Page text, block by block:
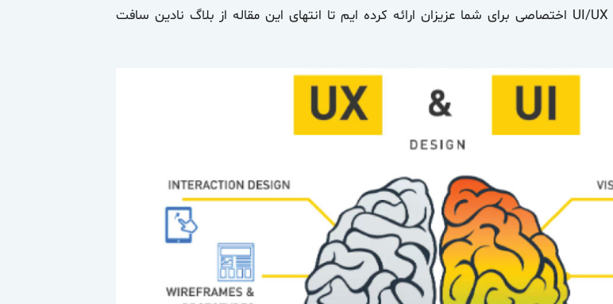
برای شما عزیزان ارائه کرده ایم تا انتهای این مقاله از بلاگ نادین سافت